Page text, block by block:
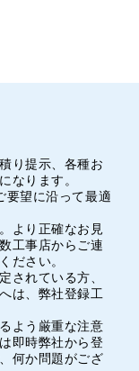
り提示、各種お
なります。
要望に沿って最適
より正確なお見
工事店からご連
ださい。
されている方、
は、弊社登録工
よう厳重な注意
即時弊社から登
何か問題がござ